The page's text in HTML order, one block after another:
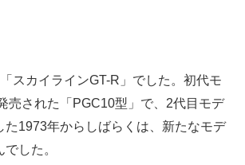
スカイラインGT-R」でした。初代モ
売された「PGC10型」で、2代目モデ
た1973年からしばらくは、新たなモデ
した。